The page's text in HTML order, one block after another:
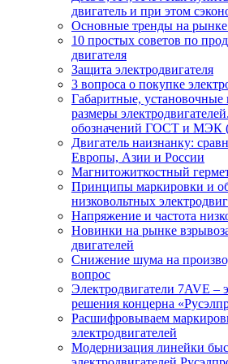
двигатель и при этом
Основные тренды на рынке
10 простых советов по
двигателя
Защита электродвигателя
3 вопроса о покупке
Габаритные,
размеры
обозначений ГОСТ и МЭК
Двигатель наизнанку:
Европы, Азии и России
Магнитожиткостный
Принципы маркировки и
низковольтных
Напряжение и частота
Новинки на рынке
двигателей
Снижение шума на
вопрос
Электродвигатели 7AVE –
решения концерна
Расшифровываем
электродвигателей
Модернизация линейки